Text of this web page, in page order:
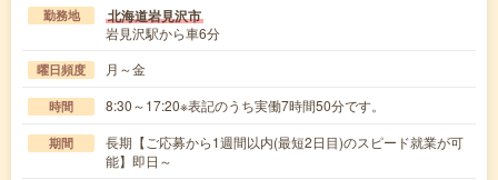
勤務地 北海道岩見沢市
岩見沢駅から車6分
曜日頻度 月～金
時間 8:30～17:20※表記のうち実働7時間50分です。
期間
長期【ご応募から1週間以内(最短2日目)のスピード就業が可
能】即日～